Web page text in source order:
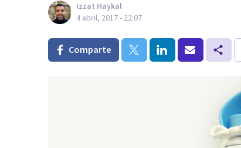
Izzat Haykal
4 abril, 2017 - 22:07
Comparte